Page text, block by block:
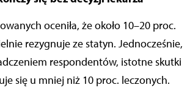
oceniła, że około 10–20 proc.
rezygnuje ze statyn. Jednocześnie,
respondentów, istotne skutki
się u mniej niż 10 proc. leczonych.